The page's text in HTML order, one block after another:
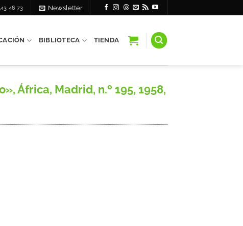
46 73 Newsletter
BIBLIOTECA TIENDA
África, Madrid, n.º 195, 1958,